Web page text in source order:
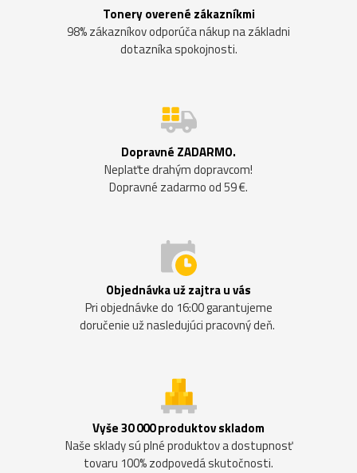
Tonery overené zákazníkmi
98% zákazníkov odporúča nákup na základni
dotazníka spokojnosti.
Dopravné ZADARMO.
Neplaťte drahým dopravcom!
Dopravné zadarmo od 59 €.
Objednávka už zajtra u vás
Pri objednávke do 16:00 garantujeme
doručenie už nasledujúci pracovný deň.
Vyše 30 000 produktov skladom
Naše sklady sú plné produktov a dostupnosť
tovaru 100% zodpovedá skutočnosti.